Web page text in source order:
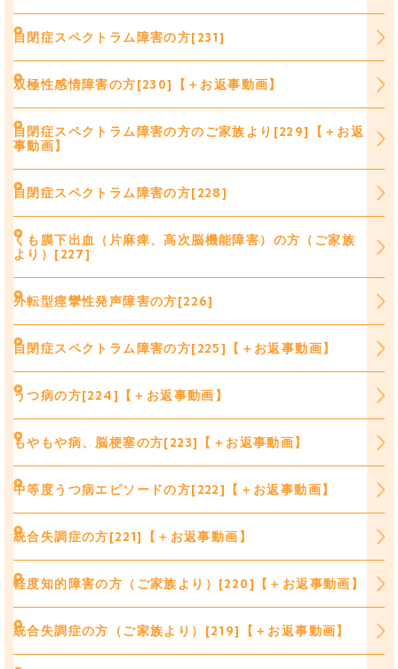
自閉症スペクトラム障害の方[231]
双極性感情障害の方[230]【＋お返事動画】
自閉症スペクトラム障害の方のご家族より[229]【＋お返
事動画】
自閉症スペクトラム障害の方[228]
くも膜下出血（片麻痺、高次脳機能障害）の方（ご家族
より）[227]
外転型痙攣性発声障害の方[226]
自閉症スペクトラム障害の方[225]【＋お返事動画】
うつ病の方[224]【＋お返事動画】
もやもや病、脳梗塞の方[223]【＋お返事動画】
中等度うつ病エピソードの方[222]【＋お返事動画】
統合失調症の方[221]【＋お返事動画】
軽度知的障害の方（ご家族より）[220]【＋お返事動画】
統合失調症の方（ご家族より）[219]【＋お返事動画】